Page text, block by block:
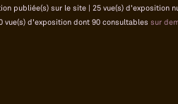
publiée(s) sur le site | 25 vue(s) d'exposition
vue(s) d'exposition dont 90 consultables sur